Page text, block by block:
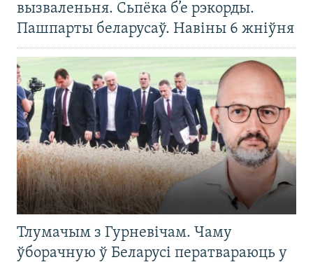
вызваленьня. Сьпёка б’е рэкорды.
Пашпарты беларусаў. Навіны 6 жніўня
Тлумачым з Гурневічам. Чаму
ўборачную ў Беларусі ператвараюць у